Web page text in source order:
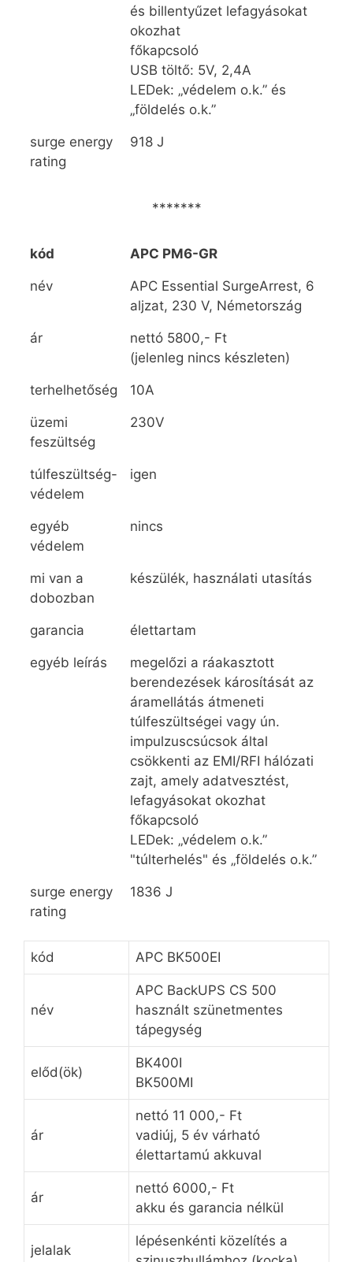
és billentyűzet lefagyásokat
okozhat
főkapcsoló
USB töltő: 5V, 2,4A
LEDek: „védelem o.k.” és
„földelés o.k.”
surge energy
rating
918 J
*******
kód APC PM6-GR
név
APC Essential SurgeArrest, 6
aljzat, 230 V, Németország
ár
nettó 5800,- Ft
(jelenleg nincs készleten)
terhelhetőség 10A
üzemi
feszültség
230V
túlfeszültség-
védelem
igen
egyéb
védelem
nincs
mi van a
dobozban
készülék, használati utasítás
garancia élettartam
egyéb leírás
megelőzi a ráakasztott
berendezések károsítását az
áramellátás átmeneti
túlfeszültségei vagy ún.
impulzuscsúcsok által
csökkenti az EMI/RFI hálózati
zajt, amely adatvesztést,
lefagyásokat okozhat
főkapcsoló
LEDek: „védelem o.k.”
"túlterhelés" és „földelés o.k.”
surge energy
rating
1836 J
kód APC BK500EI
név
APC BackUPS CS 500
használt szünetmentes
tápegység
előd(ök)
BK400I
BK500MI
ár
nettó 11 000,- Ft
vadiúj, 5 év várható
élettartamú akkuval
ár
nettó 6000,- Ft
akku és garancia nélkül
jelalak
lépésenkénti közelítés a